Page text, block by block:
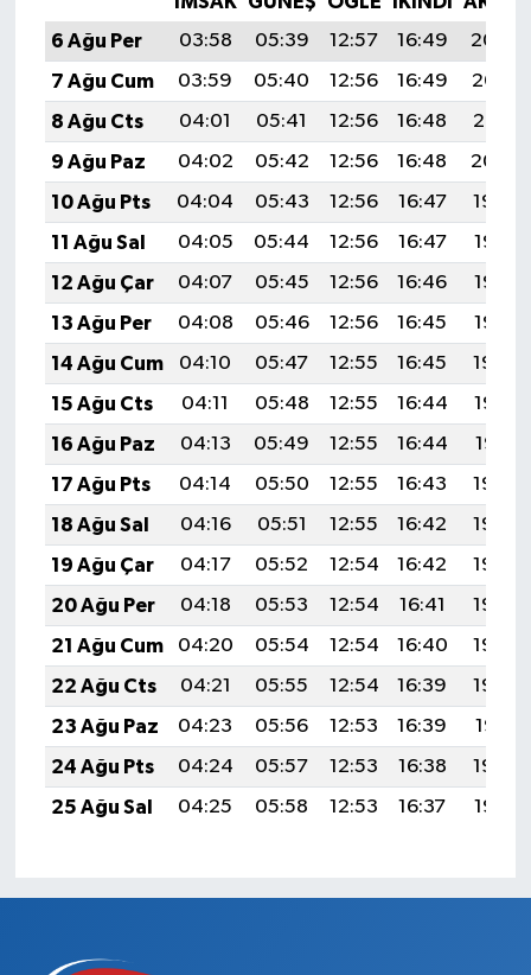
6 Ağu Per
03:58 05:39 12:57 16:49
20:04
7 Ağu Cum
03:59 05:40 12:56 16:49
20:03
8 Ağu Cts
04:01 05:41 12:56 16:48
20:01
9 Ağu Paz
04:02 05:42 12:56 16:48
20:00
10 Ağu Pts
04:04 05:43 12:56 16:47
19:59
11 Ağu Sal
04:05 05:44 12:56 16:47
19:58
12 Ağu Çar
04:07 05:45 12:56 16:46
19:56
13 Ağu Per
04:08 05:46 12:56 16:45
19:55
14 Ağu Cum
04:10 05:47 12:55 16:45
19:54
15 Ağu Cts
04:11 05:48 12:55 16:44
19:52
16 Ağu Paz
04:13 05:49 12:55 16:44
19:51
17 Ağu Pts
04:14 05:50 12:55 16:43
19:49
18 Ağu Sal
04:16 05:51 12:55 16:42
19:48
19 Ağu Çar
04:17 05:52 12:54 16:42
19:46
20 Ağu Per
04:18 05:53 12:54 16:41
19:45
21 Ağu Cum
04:20 05:54 12:54 16:40
19:44
22 Ağu Cts
04:21 05:55 12:54 16:39
19:42
23 Ağu Paz
04:23 05:56 12:53 16:39
19:41
24 Ağu Pts
04:24 05:57 12:53 16:38
19:39
25 Ağu Sal
04:25 05:58 12:53 16:37 19:37